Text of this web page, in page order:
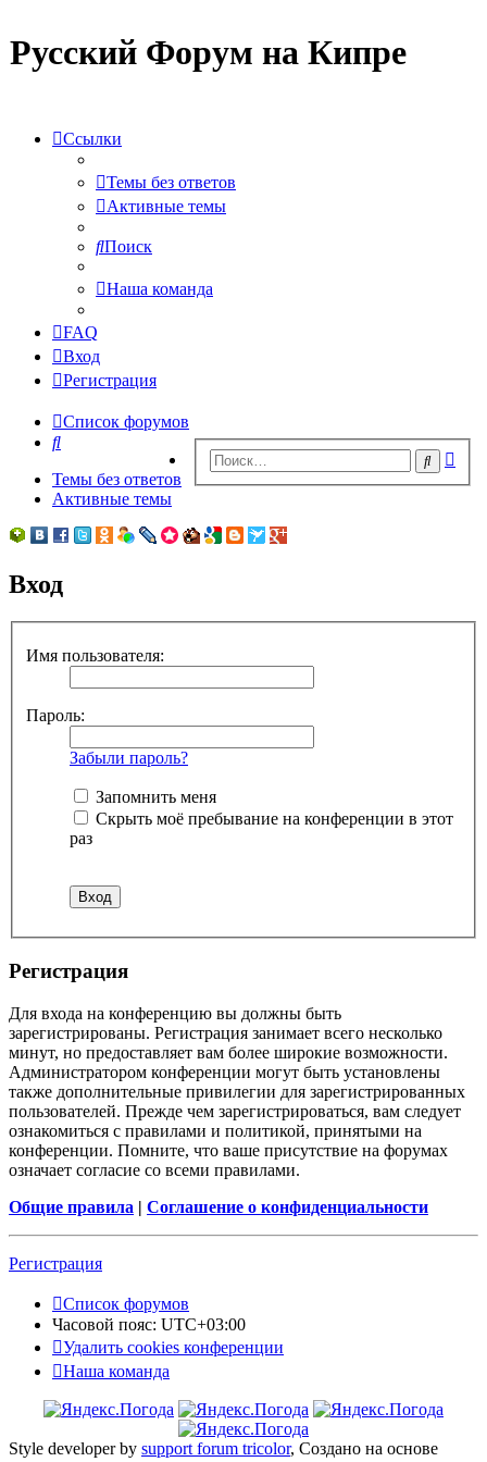
Русский Форум на Кипре
Ссылки
Темы без ответов
Активные темы
Поиск
Наша команда
FAQ
Вход
Регистрация
Список форумов
Поиск
Поиск
Темы без ответов
Активные темы
Вход
Имя пользователя:
Пароль:
Забыли пароль?
Запомнить меня
Скрыть моё пребывание на конференции в этот
раз
Регистрация
Для входа на конференцию вы должны быть
зарегистрированы. Регистрация занимает всего несколько
минут, но предоставляет вам более широкие возможности.
Администратором конференции могут быть установлены
также дополнительные привилегии для зарегистрированных
пользователей. Прежде чем зарегистрироваться, вам следует
ознакомиться с правилами и политикой, принятыми на
конференции. Помните, что ваше присутствие на форумах
означает согласие со всеми правилами.
Общие правила | Соглашение о конфиденциальности
Регистрация
Список форумов
Часовой пояс: UTC+03:00
Удалить cookies конференции
Наша команда
Style developer by support forum tricolor, Создано на основе